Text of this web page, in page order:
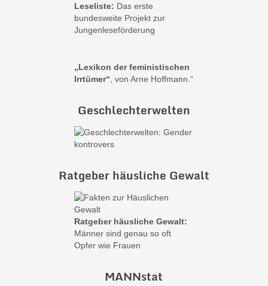
Leseliste: Das erste
bundesweite Projekt zur
Jungenleseförderung
„Lexikon der feministischen
Irrtümer“ , von Arne Hoffmann.“
Geschlechterwelten
Ratgeber häusliche Gewalt
Ratgeber häusliche Gewalt:
Männer sind genau so oft
Opfer wie Frauen
MANNstat